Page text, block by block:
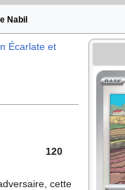
Nabil
Écarlate et
120
cette